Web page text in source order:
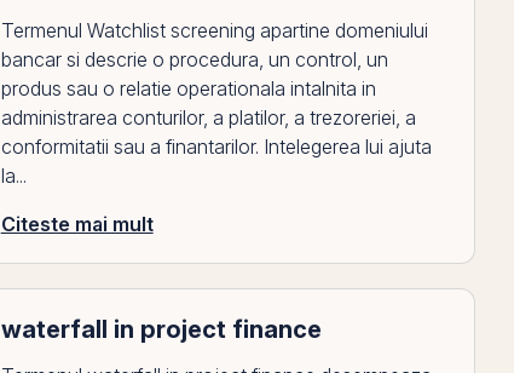
Termenul Watchlist screening apartine domeniului
bancar si descrie o procedura, un control, un
produs sau o relatie operationala intalnita in
administrarea conturilor, a platilor, a trezoreriei, a
conformitatii sau a finantarilor. Intelegerea lui ajuta
la...
Citeste mai mult
waterfall in project finance